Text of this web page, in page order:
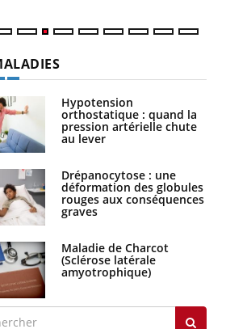
Hypotension
orthostatique : quand la
pression artérielle chute
au lever
Drépanocytose : une
déformation des globules
rouges aux conséquences
graves
Maladie de Charcot
(Sclérose latérale
amyotrophique)